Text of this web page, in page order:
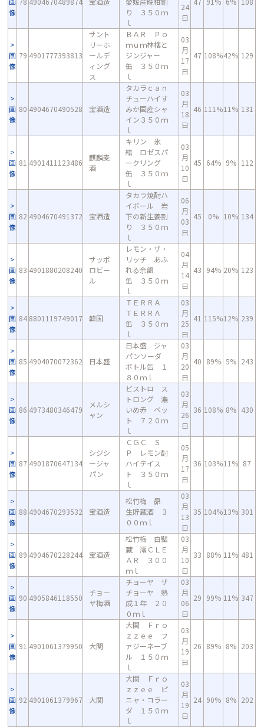
像
り ３５０ｍ
ｌ
24
日
画
像
79 4901777393813
サント
リーホ
ールデ
ィング
ス
ＢＡＲ Ｐｏ
ｍｕｍ林檎と
ジンジャー
缶 ３５０ｍ
ｌ
03
月
17
日
47 108%42% 129
画
像
80 4904670490528 宝酒造
タカラｃａｎ
チューハイす
みか国産シャ
イン３５０ｍ
ｌ
03
月
18
日
46 111%11% 131
画
像
81 4901411123486
麒麟麦
酒
キリン 氷
結 ロゼスパ
ークリング
缶 ３５０ｍ
ｌ
03
月
10
日
45 64% 9% 112
画
像
82 4904670491372 宝酒造
タカラ焼酎ハ
イボール 岩
下の新生姜割
り ３５０ｍ
ｌ
06
月
03
日
45 0% 10% 134
画
像
83 4901880208240
サッポ
ロビー
ル
レモン・ザ・
リッチ あふ
れる余韻
缶 ３５０ｍ
ｌ
04
月
14
日
43 94% 20% 123
画
像
84 8801119749017 韓国
ＴＥＲＲＡ
ＴＥＲＲＡ
缶 ３５０ｍ
ｌ
03
月
25
日
41 115%12% 239
画
像
85 4904070072362 日本盛
日本盛 ジャ
パンソーダ
ボトル缶 １
８０ｍｌ
03
月
20
日
40 89% 5% 243
画
像
86 4973480346479
メルシ
ャン
ビストロ ス
トロング 濃
いめ赤 ペッ
ト ７２０ｍ
ｌ
03
月
26
日
36 108% 8% 430
画
像
87 4901870647134
シジシ
ージャ
パン
ＣＧＣ Ｓ
Ｐ レモン酎
ハイテイス
ト ３５０ｍ
ｌ
05
月
17
日
36 103%11% 87
画
像
88 4904670293532 宝酒造
松竹梅 昴
生貯蔵酒 ３
００ｍｌ
03
月
13
日
35 104%13% 301
画
像
89 4904670228244 宝酒造
松竹梅 白壁
蔵 澪ＣＬＥ
ＡＲ ３００
ｍｌ
03
月
10
日
33 88% 11% 481
画
像
90 4905846118550
チョー
ヤ梅酒
チョーヤ ザ
チョーヤ 熟
成１年 ２０
０ｍｌ
03
月
06
日
29 99% 11% 347
画
像
91 4901061379950 大関
大関 Ｆｒｏ
ｚｚｅｅ フ
ァジーネーブ
ル １５０ｍ
ｌ
03
月
19
日
26 89% 8% 203
画
像
92 4901061379967 大関
大関 Ｆｒｏ
ｚｚｅｅ ピ
ニャ・コラー
ダ １５０ｍ
ｌ
03
月
19
日
24 90% 8% 202